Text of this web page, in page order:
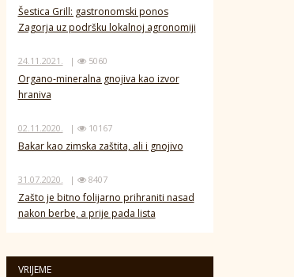
Šestica Grill: gastronomski ponos
Zagorja uz podršku lokalnoj agronomiji
24.11.2021. | 5060
Organo-mineralna gnojiva kao izvor
hraniva
02.11.2020. | 10167
Bakar kao zimska zaštita, ali i gnojivo
31.07.2020. | 8407
Zašto je bitno folijarno prihraniti nasad
nakon berbe, a prije pada lista
VRIJEME